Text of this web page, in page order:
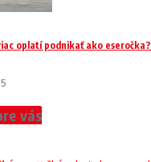
oplatí podnikať ako eseročka?
vás